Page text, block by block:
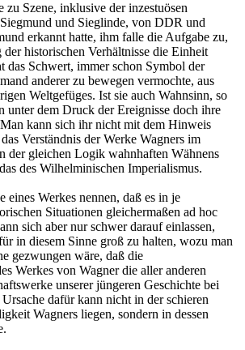
zu Szene, inklusive der inzestuösen
und Sieglinde, von DDR und
erkannt hatte, ihm falle die Aufgabe zu,
der historischen Verhältnisse die Einheit
das Schwert, immer schon Symbol der
anderer zu bewegen vermochte, aus
Weltgefüges. Ist sie auch Wahnsinn, so
unter dem Druck der Ereignisse doch ihre
kann sich ihr nicht mit dem Hinweis
Verständnis der Werke Wagners im
der gleichen Logik wahnhaften Wähnens
des Wilhelminischen Imperialismus.
eines Werkes nennen, daß es in je
Situationen gleichermaßen ad hoc
sich aber nur schwer darauf einlassen,
in diesem Sinne groß zu halten, wozu man
gezwungen wäre, daß die
Werkes von Wagner die aller anderen
unserer jüngeren Geschichte bei
dafür kann nicht in der schieren
Wagners liegen, sondern in dessen